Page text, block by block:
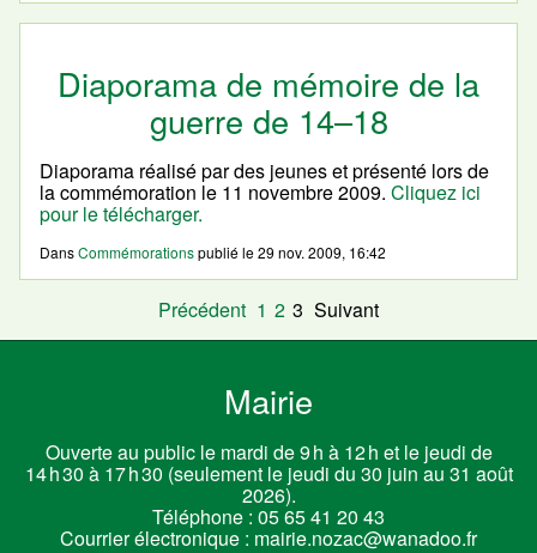
Diaporama de mémoire de la
guerre de 14–18
Diaporama réalisé par des jeunes et présenté lors de
la commémoration le 11 novembre 2009. Cliquez ici
pour le télécharger.
DansCommémorationspublié le29 nov. 2009, 16:42
Précédent 1 2 3 Suivant
Mairie
Ouverte au public le mardi de 9 h à 12 h et le jeudi de
14 h 30 à 17 h 30 (seulement le jeudi du 30 juin au 31 août
2026).
Téléphone : 05 65 41 20 43
Courrier électronique : mairie.nozac@wanadoo.fr